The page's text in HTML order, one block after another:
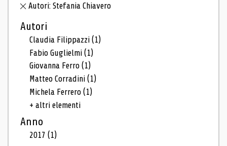
Autori: Stefania Chiavero
Autori
Claudia Filippazzi(1)
Fabio Guglielmi(1)
Giovanna Ferro(1)
Matteo Corradini(1)
Michela Ferrero(1)
+ altri elementi
Anno
2017(1)